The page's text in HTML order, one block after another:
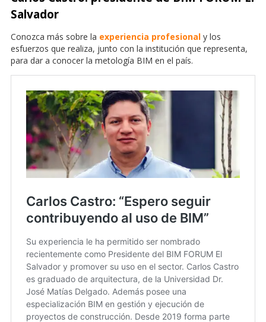
Salvador
Conozca más sobre la experiencia profesional y los
esfuerzos que realiza, junto con la institución que representa,
para dar a conocer la metología BIM en el país.